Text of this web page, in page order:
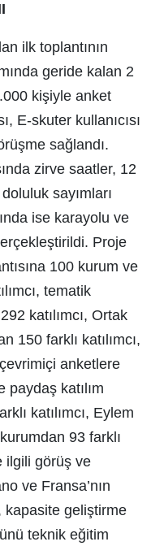
ilk toplantının
geride kalan 2
kişiyle anket
E-skuter kullanıcısı
sağlandı.
zirve saatler, 12
sayımları
ise karayolu ve
Proje
100 kurum ve
tematik
katılımcı, Ortak
150 farklı katılımcı,
anketlere
paydaş katılım
katılımcı, Eylem
93 farklı
ilgili görüş ve
ve Fransa’nın
kapasite geliştirme
teknik eğitim